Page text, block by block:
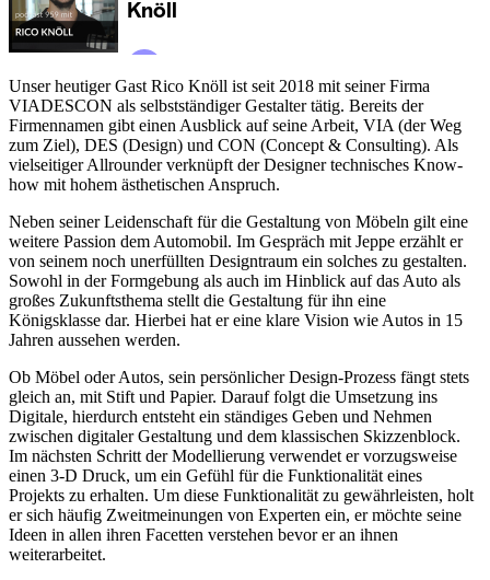
Unser heutiger Gast Rico Knöll ist seit 2018 mit seiner Firma
VIADESCON als selbstständiger Gestalter tätig. Bereits der
Firmennamen gibt einen Ausblick auf seine Arbeit, VIA (der Weg
zum Ziel), DES (Design) und CON (Concept & Consulting). Als
vielseitiger Allrounder verknüpft der Designer technisches Know-
how mit hohem ästhetischen Anspruch.
Neben seiner Leidenschaft für die Gestaltung von Möbeln gilt eine
weitere Passion dem Automobil. Im Gespräch mit Jeppe erzählt er
von seinem noch unerfüllten Designtraum ein solches zu gestalten.
Sowohl in der Formgebung als auch im Hinblick auf das Auto als
großes Zukunftsthema stellt die Gestaltung für ihn eine
Königsklasse dar. Hierbei hat er eine klare Vision wie Autos in 15
Jahren aussehen werden.
Ob Möbel oder Autos, sein persönlicher Design-Prozess fängt stets
gleich an, mit Stift und Papier. Darauf folgt die Umsetzung ins
Digitale, hierdurch entsteht ein ständiges Geben und Nehmen
zwischen digitaler Gestaltung und dem klassischen Skizzenblock.
Im nächsten Schritt der Modellierung verwendet er vorzugsweise
einen 3-D Druck, um ein Gefühl für die Funktionalität eines
Projekts zu erhalten. Um diese Funktionalität zu gewährleisten, holt
er sich häufig Zweitmeinungen von Experten ein, er möchte seine
Ideen in allen ihren Facetten verstehen bevor er an ihnen
weiterarbeitet.